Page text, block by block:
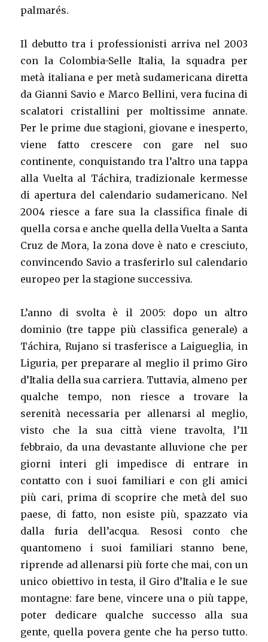
palmarés.
Il debutto tra i professionisti arriva nel 2003
con la Colombia-Selle Italia, la squadra per
metà italiana e per metà sudamericana diretta
da Gianni Savio e Marco Bellini, vera fucina di
scalatori cristallini per moltissime annate.
Per le prime due stagioni, giovane e inesperto,
viene fatto crescere con gare nel suo
continente, conquistando tra l’altro una tappa
alla Vuelta al Táchira, tradizionale kermesse
di apertura del calendario sudamericano. Nel
2004 riesce a fare sua la classifica finale di
quella corsa e anche quella della Vuelta a Santa
Cruz de Mora, la zona dove è nato e cresciuto,
convincendo Savio a trasferirlo sul calendario
europeo per la stagione successiva.
L’anno di svolta è il 2005: dopo un altro
dominio (tre tappe più classifica generale) a
Táchira, Rujano si trasferisce a Laigueglia, in
Liguria, per preparare al meglio il primo Giro
d’Italia della sua carriera. Tuttavia, almeno per
qualche tempo, non riesce a trovare la
serenità necessaria per allenarsi al meglio,
visto che la sua città viene travolta, l’11
febbraio, da una devastante alluvione che per
giorni interi gli impedisce di entrare in
contatto con i suoi familiari e con gli amici
più cari, prima di scoprire che metà del suo
paese, di fatto, non esiste più, spazzato via
dalla furia dell’acqua. Resosi conto che
quantomeno i suoi familiari stanno bene,
riprende ad allenarsi più forte che mai, con un
unico obiettivo in testa, il Giro d’Italia e le sue
montagne: fare bene, vincere una o più tappe,
poter dedicare qualche successo alla sua
gente, quella povera gente che ha perso tutto.